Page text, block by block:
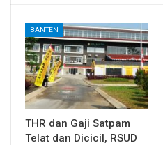
BANTEN
THR dan Gaji Satpam
Telat dan Dicicil, RSUD